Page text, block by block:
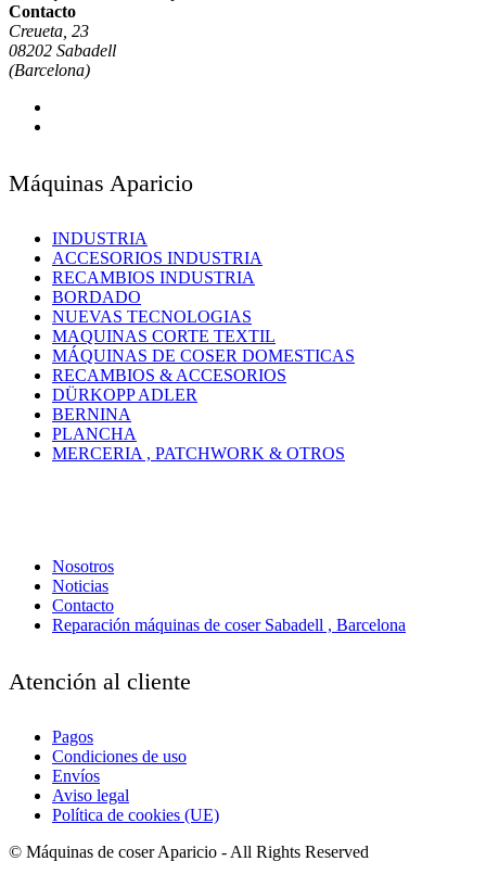
Contacto
Creueta, 23
08202 Sabadell
(Barcelona)
Máquinas Aparicio
INDUSTRIA
ACCESORIOS INDUSTRIA
RECAMBIOS INDUSTRIA
BORDADO
NUEVAS TECNOLOGIAS
MAQUINAS CORTE TEXTIL
MÁQUINAS DE COSER DOMESTICAS
RECAMBIOS & ACCESORIOS
DÜRKOPP ADLER
BERNINA
PLANCHA
MERCERIA , PATCHWORK & OTROS
Nosotros
Noticias
Contacto
Reparación máquinas de coser Sabadell , Barcelona
Atención al cliente
Pagos
Condiciones de uso
Envíos
Aviso legal
Política de cookies (UE)
© Máquinas de coser Aparicio - All Rights Reserved